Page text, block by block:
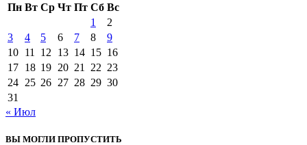
Пн Вт Ср Чт Пт Сб Вс
1
2
3
4 5 6 7 8
9
10 11 12 13 14 15 16
17 18 19 20 21 22 23
24 25 26 27 28 29 30
31
« Июл
ВЫ МОГЛИ ПРОПУСТИТЬ